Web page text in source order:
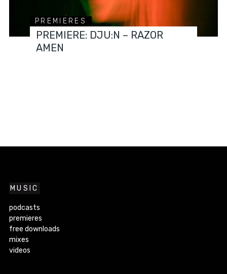
PREMIERES
PREMIERE: DJU:N – RAZOR
AMEN
MUSIC
podcasts
premieres
free downloads
mixes
videos